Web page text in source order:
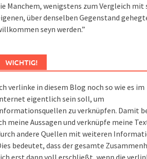
Manchem, wenigstens zum Vergleich mit
über denselben Gegenstand
seyn werden.”
WICHTIG!
verlinke in diesem Blog noch so wie es im
eigentlich sein soll, um
zu verknüpfen. Damit
meine Aussagen und verknüpfe meine
andere Quellen mit weiteren
bedeutet, dass der gesamte